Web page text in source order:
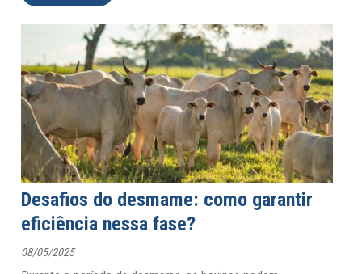
Desafios do desmame: como garantir
eficiência nessa fase?
08/05/2025